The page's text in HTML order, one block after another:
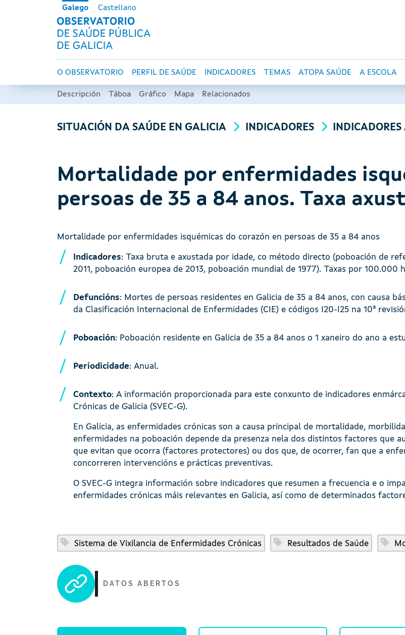
Ir o contido principalGalego Castellano
OBSERVATORIO DE SALUD
Navegación principal
O OBSERVATORIO PERFIL DE SAÚDE INDICADORES TEMAS ATOPA SAÚDE A ESCOLA
Descripción Táboa Gráfico Mapa Relacionados
SITUACIÓN DA SAÚDE EN GALICIA INDICADORES
Mortalidade por enfermidades
persoas de 35 a 84 anos. Taxa
Mortalidade por enfermidades isquémicas do corazón en persoas de 35 a 84 anos
Indicadores: Taxa bruta e axustada por idade, co método directo (poboación de
2011, poboación europea de 2013, poboación mundial de 1977). Taxas por 100.000
Defuncións: Mortes de persoas residentes en Galicia de 35 a 84 anos, con causa
da Clasificación Internacional de Enfermidades (CIE) e códigos I20-I25 na 10ª
Poboación: Poboación residente en Galicia de 35 a 84 anos o 1 xaneiro do ano a
Periodicidade: Anual.
Contexto: A información proporcionada para este conxunto de indicadores
Crónicas de Galicia (SVEC-G).
En Galicia, as enfermidades crónicas son a causa principal de mortalidade,
enfermidades na poboación depende da presenza nela dos distintos factores que
que evitan que ocorra (factores protectores) ou dos que, de ocorrer, fan que a
concorreren intervencións e prácticas preventivas.
O SVEC-G integra información sobre indicadores que resumen a frecuencia e o
enfermidades crónicas máis relevantes en Galicia, así como de determinados
Sistema de Vixilancia de Enfermidades Crónicas Resultados de Saúde
DATOS ABERTOS